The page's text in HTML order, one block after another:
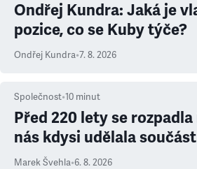
Ondřej Kundra: Jaká je
pozice, co se Kuby týče?
Ondřej Kundra•7. 8. 2026
Společnost•10 minut
Před 220 lety se
nás kdysi udělala
Marek Švehla•6. 8. 2026